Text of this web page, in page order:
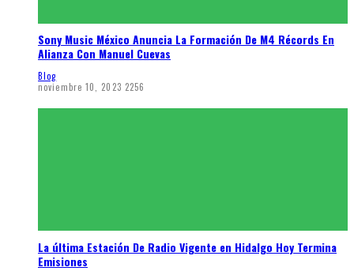
Sony Music México Anuncia La Formación De M4 Récords En
Alianza Con Manuel Cuevas
Blog
noviembre 10, 2023 2256
La última Estación De Radio Vigente en Hidalgo Hoy Termina
Emisiones